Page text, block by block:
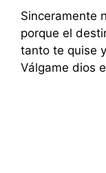
Sinceramente
porque el
tanto te quise
Válgame dios